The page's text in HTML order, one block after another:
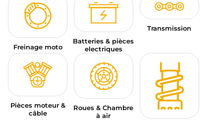
— MODIFIER
MARQUES
CONSEILS
NOUS CONTACTER
Freinage moto
Batteries & pièces
electriques
Transmission
Pièces moteur &
câble
Roues & Chambre
à air